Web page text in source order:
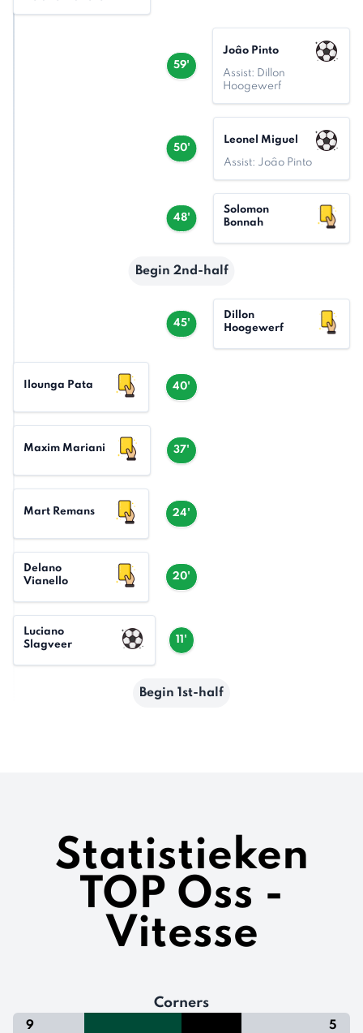
59'
Joâo Pinto
Assist: Dillon
Hoogewerf
50'
Leonel Miguel
Assist: Joâo Pinto
48'
Solomon
Bonnah
Begin 2nd-half
45'
Dillon
Hoogewerf
40'
Ilounga Pata
37'
Maxim Mariani
24'
Mart Remans
20'
Delano
Vianello
11'
Luciano
Slagveer
Begin 1st-half
Statistieken
TOP Oss -
Vitesse
Corners
9 5